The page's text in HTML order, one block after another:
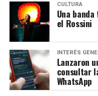
CULTURA
Una
el Rossini
INTERÉS
Lanzaron
consultar
WhatsApp